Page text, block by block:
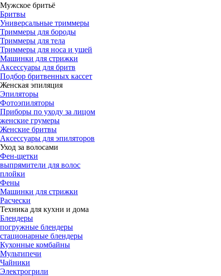
Мужское бритьё
Бритвы
Универсальные триммеры
Триммеры для бороды
Триммеры для тела
Триммеры для носа и ушей
Машинки для стрижки
Аксессуары для бритв
Подбор бритвенных кассет
Женская эпиляция
Эпиляторы
Фотоэпиляторы
Приборы по уходу за лицом
женские грумеры
Женские бритвы
Аксессуары для эпиляторов
Уход за волосами
Фен-щетки
выпрямители для волос
плойки
Фены
Машинки для стрижки
Расчески
Техника для кухни и дома
Блендеры
погружные блендеры
стационарные блендеры
Кухонные комбайны
Мультипечи
Чайники
Электрогрили